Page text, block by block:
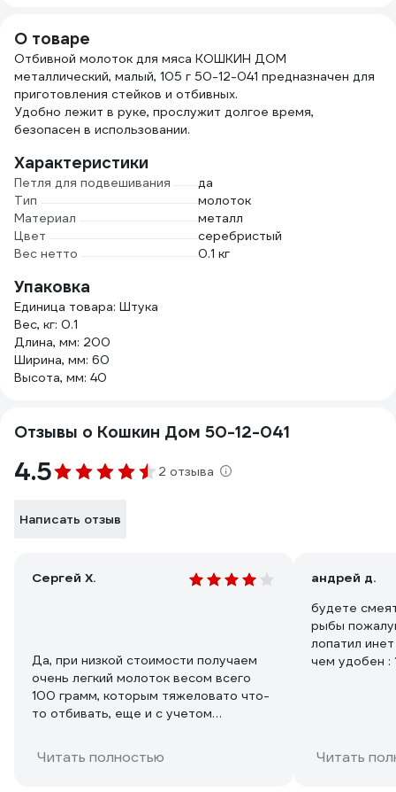
О товаре
Отбивной молоток для мяса КОШКИН ДОМ
металлический, малый, 105 г 50-12-041 предназначен для
приготовления стейков и отбивных.
Удобно лежит в руке, прослужит долгое время,
безопасен в использовании.
Характеристики
Петля для подвешивания
да
Тип
молоток
Материал
металл
Цвет
серебристый
Вес нетто
0.1 кг
Упаковка
Единица товара: Штука
Вес, кг: 0.1
Длина, мм: 200
Ширина, мм: 60
Высота, мм: 40
Отзывы о Кошкин Дом 50-12-041
4.5 2 отзыва
Написать отзыв
Сергей Х.
Да, при низкой стоимости получаем
очень легкий молоток весом всего
100 грамм, которым тяжеловато что-
то отбивать, еще и с учетом
вес прикрутить дополнительно к нему.
А так нормальный в остальном
Читать полностью
андрей д.
будете
рыбы
лопатил
чем удобен :
качества,
одной головкой (
Читать